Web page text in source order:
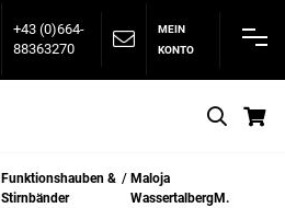
+43 (0)664-
88363270
MEIN
KONTO
Funktionshauben &
Stirnbänder
Maloja
WassertalbergM.